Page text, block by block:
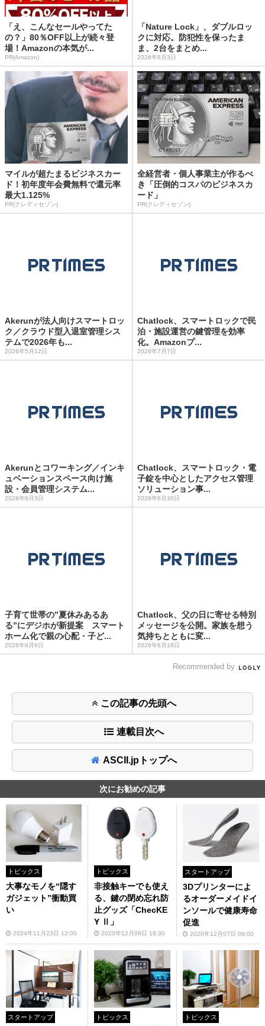
「え、こんなセールやってた
の？」80％OFF以上が続々登
場！Amazonの本気が...
PR(Amazon)
「Nature Lock」、ダブルロッ
クに対応。防犯性を保ったま
ま、2台をまとめ...
2026年6月3日
マイルが超たまるビジネスカー
ド！初年度年会費無料で還元率
最大1.125%
PR(クレディセゾン)
全経営者・個人事業主が作るべ
き「圧倒的コスパのビジネスカ
ード」
PR(クレディセゾン)
Akerunが法人向けスマートロッ
ク／クラウド型入退室管理シス
テムで2026年も...
2026年5月12日
Chatlock、スマートロックで民
泊・施設運営の鍵管理を効率
化。Amazonプ...
2026年7月7日
Akerunとコワーキング／インキ
ュベーションスペース向け施
設・会員管理システム...
2026年8月3日
Chatlock、スマートロック・電
子錠を中心としたアクセス管理
ソリューション事...
2026年6月30日
子育て世帯の”夏休みあるあ
る”にデジホが新提案 スマート
ホーム化で親の心配・子ど...
2026年8月6日
Chatlock、父の日に寄せる特別
メッセージを公開。家族を想う
気持ちとともに変...
2026年6月18日
Recommended by
この記事の先頭へ
連載目次へ
ASCII.jpトップへ
次にお勧めの記事
トピックス
大事なモノを“隠す
ガジェット”衝動買
い
2024年11月23日 12:00
トピックス
非接触キーでも使え
る、鍵の閉め忘れ防
止グッズ「ChecKE
Y Ⅱ」
2020年12月08日 18:30
スタートアップ
3Dプリンターによ
るオーダーメイドイ
ンソールで健康寿命
促進
2020年12月07日 09:00
スタートアップ トピックス トピックス